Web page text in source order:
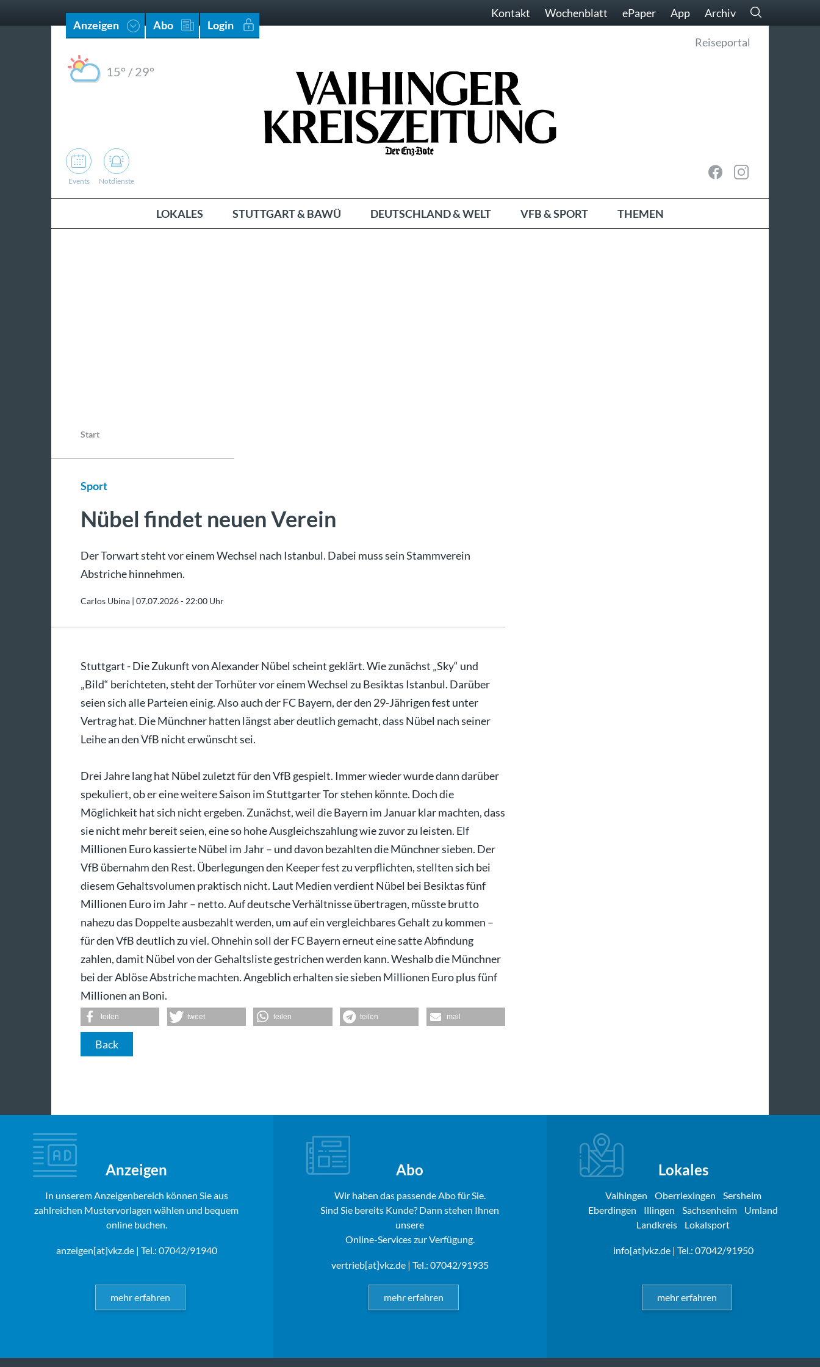
Anzeigen Abo Login
Kontakt Wochenblatt ePaper App Archiv
15° /29°
Reiseportal
Events Notdienste
LOKALES STUTTGART & BAWÜ DEUTSCHLAND & WELT VFB & SPORT THEMEN
Start
Sport
Nübel findet neuen Verein
Der Torwart steht vor einem Wechsel nach Istanbul. Dabei muss sein Stammverein
Abstriche hinnehmen.
Carlos Ubina | 07.07.2026 - 22:00 Uhr
Stuttgart - Die Zukunft von Alexander Nübel scheint geklärt. Wie zunächst „Sky“ und
„Bild“ berichteten, steht der Torhüter vor einem Wechsel zu Besiktas Istanbul. Darüber
seien sich alle Parteien einig. Also auch der FC Bayern, der den 29-Jährigen fest unter
Vertrag hat. Die Münchner hatten längst aber deutlich gemacht, dass Nübel nach seiner
Leihe an den VfB nicht erwünscht sei.
Drei Jahre lang hat Nübel zuletzt für den VfB gespielt. Immer wieder wurde dann darüber
spekuliert, ob er eine weitere Saison im Stuttgarter Tor stehen könnte. Doch die
Möglichkeit hat sich nicht ergeben. Zunächst, weil die Bayern im Januar klar machten, dass
sie nicht mehr bereit seien, eine so hohe Ausgleichszahlung wie zuvor zu leisten. Elf
Millionen Euro kassierte Nübel im Jahr – und davon bezahlten die Münchner sieben. Der
VfB übernahm den Rest. Überlegungen den Keeper fest zu verpflichten, stellten sich bei
diesem Gehaltsvolumen praktisch nicht. Laut Medien verdient Nübel bei Besiktas fünf
Millionen Euro im Jahr – netto. Auf deutsche Verhältnisse übertragen, müsste brutto
nahezu das Doppelte ausbezahlt werden, um auf ein vergleichbares Gehalt zu kommen –
für den VfB deutlich zu viel. Ohnehin soll der FC Bayern erneut eine satte Abfindung
zahlen, damit Nübel von der Gehaltsliste gestrichen werden kann. Weshalb die Münchner
bei der Ablöse Abstriche machten. Angeblich erhalten sie sieben Millionen Euro plus fünf
Millionen an Boni.
teilen tweet teilen teilen mail
Back
Anzeigen
In unserem Anzeigenbereich können Sie aus
zahlreichen Mustervorlagen wählen und bequem
online buchen.
anzeigen[at]vkz.de| Tel.: 07042/91940
mehr erfahren
Abo
Wir haben das passende Abo für Sie.
Sind Sie bereits Kunde? Dann stehen Ihnen
unsere
Online-Services zur Verfügung.
vertrieb[at]vkz.de| Tel.: 07042/91935
mehr erfahren
Lokales
Vaihingen Oberriexingen
Sersheim
Eberdingen
Illingen Sachsenheim
Umland
Landkreis
Lokalsport
info[at]vkz.de| Tel.: 07042/91950
mehr erfahren